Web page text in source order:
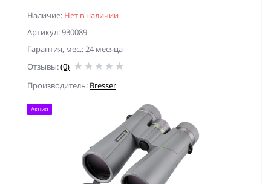
Наличие: Нет в наличии
Артикул: 930089
Гарантия, мес.: 24 месяца
Отзывы:(0)
Производитель: Bresser
Акция